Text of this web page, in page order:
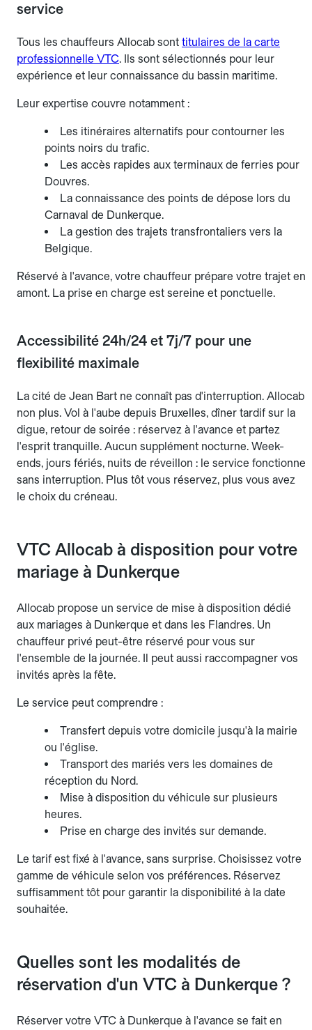
service
Tous les chauffeurs Allocab sont titulaires de la carte
professionnelle VTC. Ils sont sélectionnés pour leur
expérience et leur connaissance du bassin maritime.
Leur expertise couvre notamment :
Les itinéraires alternatifs pour contourner les
points noirs du trafic.
Les accès rapides aux terminaux de ferries pour
Douvres.
La connaissance des points de dépose lors du
Carnaval de Dunkerque.
La gestion des trajets transfrontaliers vers la
Belgique.
Réservé à l'avance, votre chauffeur prépare votre trajet en
amont. La prise en charge est sereine et ponctuelle.
Accessibilité 24h/24 et 7j/7 pour une
flexibilité maximale
La cité de Jean Bart ne connaît pas d'interruption. Allocab
non plus. Vol à l'aube depuis Bruxelles, dîner tardif sur la
digue, retour de soirée : réservez à l'avance et partez
l'esprit tranquille. Aucun supplément nocturne. Week-
ends, jours fériés, nuits de réveillon : le service fonctionne
sans interruption. Plus tôt vous réservez, plus vous avez
le choix du créneau.
VTC Allocab à disposition pour votre
mariage à Dunkerque
Allocab propose un service de mise à disposition dédié
aux mariages à Dunkerque et dans les Flandres. Un
chauffeur privé peut-être réservé pour vous sur
l'ensemble de la journée. Il peut aussi raccompagner vos
invités après la fête.
Le service peut comprendre :
Transfert depuis votre domicile jusqu'à la mairie
ou l'église.
Transport des mariés vers les domaines de
réception du Nord.
Mise à disposition du véhicule sur plusieurs
heures.
Prise en charge des invités sur demande.
Le tarif est fixé à l'avance, sans surprise. Choisissez votre
gamme de véhicule selon vos préférences. Réservez
suffisamment tôt pour garantir la disponibilité à la date
souhaitée.
Quelles sont les modalités de
réservation d'un VTC à Dunkerque ?
Réserver votre VTC à Dunkerque à l'avance se fait en